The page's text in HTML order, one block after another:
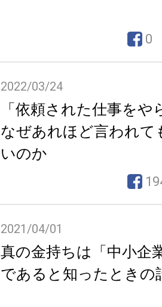
0
2022/03/24
「依頼された仕事を
なぜあれほど言われて
いのか
2021/04/01
真の金持ちは「中小企
であると知ったときの